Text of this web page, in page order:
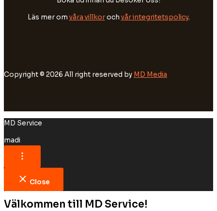
Läs mer om våra villkoroch vår integritetspolicy.
Copyright © 2026 All right reserved by MD Media
MD Service
madi
Close
Välkommen till MD Service!